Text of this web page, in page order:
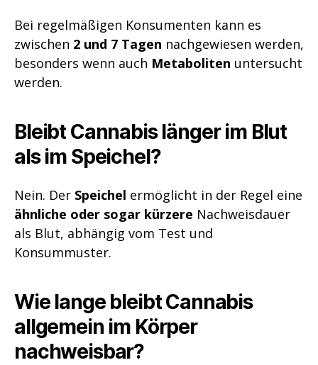
Bei regelmäßigen Konsumenten kann es
zwischen 2 und 7 Tagen nachgewiesen werden,
besonders wenn auch Metaboliten untersucht
werden.
Bleibt Cannabis länger im Blut
als im Speichel?
Nein. Der Speichel ermöglicht in der Regel eine
ähnliche oder sogar kürzere Nachweisdauer
als Blut, abhängig vom Test und
Konsummuster.
Wie lange bleibt Cannabis
allgemein im Körper
nachweisbar?